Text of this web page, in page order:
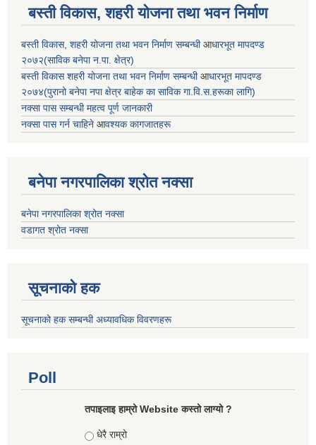
बस्ती विकास, शहरी योजना तथा भवन निर्माण
बस्ती विकास, शहरी योजना तथा भवन निर्माण सम्बन्धीआधारभूत मापदण्ड
२०७२(साविक बनेपा न.पा. क्षेत्र)
बस्ती विकास शहरी योजना तथा भवन निर्माण सम्बन्धीआधारभूत मापदण्ड
२०७४(पुरानो बनेपा नपा क्षेत्र बाहेक का साविक गा.वि.स.हरूका लागि)
नक्सा पास सम्बन्धी महत्व पूर्ण जानकारी
नक्सा पास गर्न चाहिने आवश्यक कागजातहरू
बनेपा नगरपालिका श्रोत नक्सा
बनेपा नगरपालिका श्रोत नक्सा
वडागत श्रोत नक्सा
सूचनाको हक
सूचनाको हक सम्बन्धी अध्यावधिक विवरणहरू
Poll
तपाइलाइ हाम्रो Website कस्तो लाग्यो ?
Choices
धेरै राम्रो